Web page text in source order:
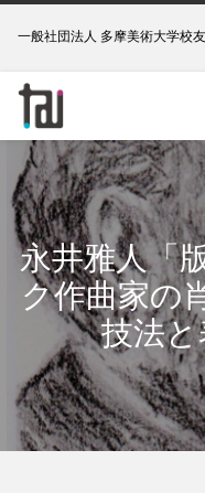
一般社団法人 多摩美術大学校
永井雅人「
ク作曲家の
技法